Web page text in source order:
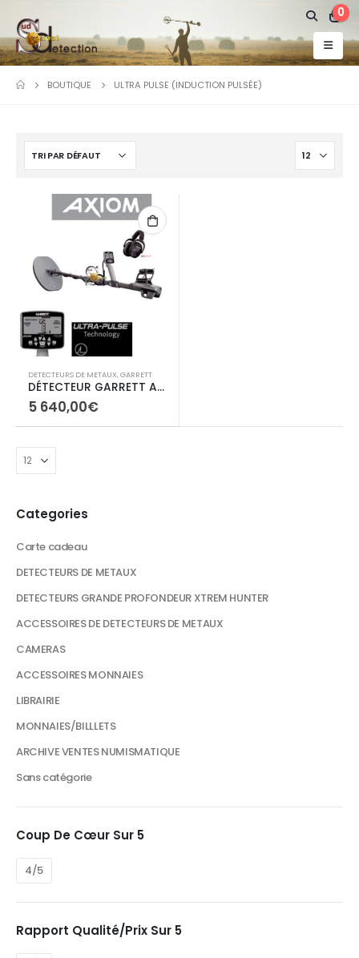
0
BOUTIQUE ULTRA PULSE (INDUCTION PULSÉE)
DETECTEURS DE METAUX,GARRETT
DÉTECTEUR GARRETT AXIOM + Casque MS-3
5 640,00€
Categories
Carte cadeau
DETECTEURS DE METAUX
DETECTEURS GRANDE PROFONDEUR XTREM HUNTER
ACCESSOIRES DE DETECTEURS DE METAUX
CAMERAS
ACCESSOIRES MONNAIES
LIBRAIRIE
MONNAIES/BILLLETS
ARCHIVE VENTES NUMISMATIQUE
Sans catégorie
Coup De Cœur Sur 5
4/5
Rapport Qualité/prix Sur 5